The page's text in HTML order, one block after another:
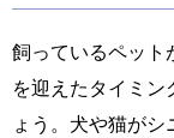
飼っているペット
を迎えたタイミン
ょう。犬や猫が